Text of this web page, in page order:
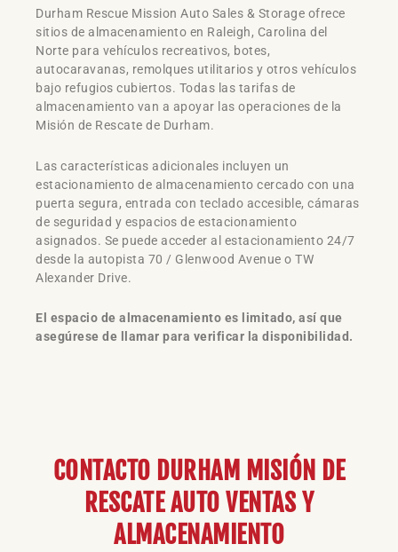
Durham Rescue Mission Auto Sales & Storage ofrece
sitios de almacenamiento en Raleigh, Carolina del
Norte para vehículos recreativos, botes,
autocaravanas, remolques utilitarios y otros vehículos
bajo refugios cubiertos. Todas las tarifas de
almacenamiento van a apoyar las operaciones de la
Misión de Rescate de Durham.
Las características adicionales incluyen un
estacionamiento de almacenamiento cercado con una
puerta segura, entrada con teclado accesible, cámaras
de seguridad y espacios de estacionamiento
asignados. Se puede acceder al estacionamiento 24/7
desde la autopista 70 / Glenwood Avenue o TW
Alexander Drive.
El espacio de almacenamiento es limitado, así que
asegúrese de llamar para verificar la disponibilidad.
CONTACTO DURHAM MISIÓN DE
RESCATE AUTO VENTAS Y
ALMACENAMIENTO